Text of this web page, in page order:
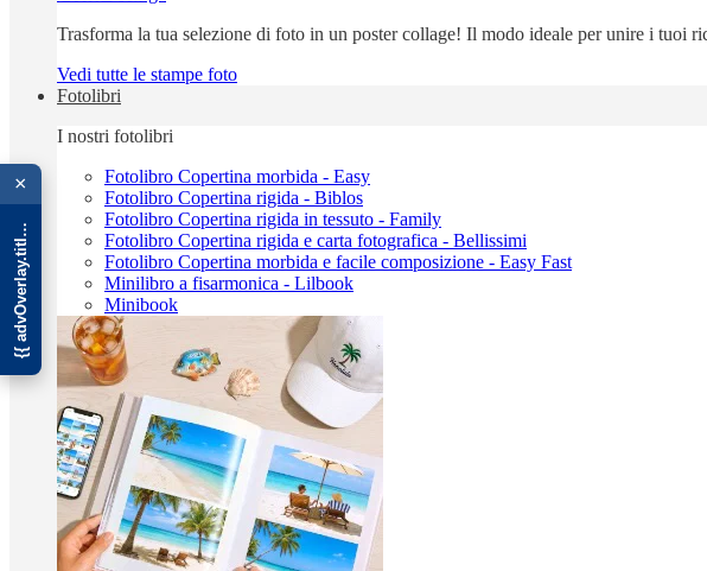
Trasforma la tua selezione di foto in un poster collage! Il modo ideale per unire i tuoi
Vedi tutte le stampe foto
Fotolibri
I nostri fotolibri
Fotolibro Copertina morbida - Easy
Fotolibro Copertina rigida - Biblos
Fotolibro Copertina rigida in tessuto - Family
Fotolibro Copertina rigida e carta fotografica - Bellissimi
Fotolibro Copertina morbida e facile composizione - Easy Fast
Minilibro a fisarmonica - Lilbook
Minibook
×
{{ advOverlay.title || 'Promo' }}